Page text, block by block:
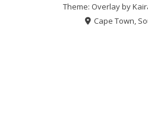
Theme: Overlay by
Cape Town,